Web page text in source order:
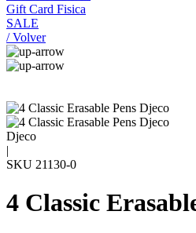
Gift Card Fisica
SALE
/ Volver
Djeco
|
SKU 21130-0
4 Classic